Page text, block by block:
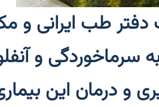
طب ایرانی و
سرماخوردگی و
و درمان این